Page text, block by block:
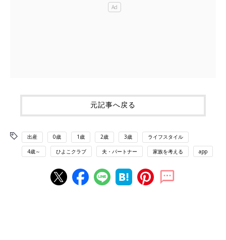
元記事へ戻る
出産 0歳 1歳 2歳 3歳 ライフスタイル
4歳～ ひよこクラブ 夫・パートナー 家族を考える app